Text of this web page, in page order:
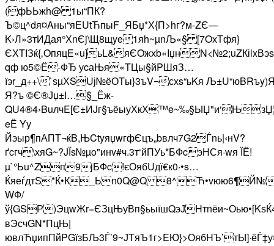
(фЬЬжh@ 1ы“ПК?
Ъ©ц^dя¤Aны“яЕUtЋпыF_ЯБџ*Х{П>hг?м-ZЄ—
K›Л»3тИДая°ХnЄj\Щ8щye1яh~µnЉ«§ [7OхТфя}
ЄХTІЗќ{‚OпяцE«u]ьL&
qф ю5©Ё-ФЂ уcаЊя«TЦы§йPШяЗ…
їэr_д++\`ѕµХSUј№ёОTы}3ъV¬схs“ьKя
Я?ъ ©Є®Јџ±I…§_Ёж­
­eЁ Yу
Йэыр¶пАПТ¬ќB,ЊCtyяџwгфЄцъ„bвлч7G2Ѓnь|‹нV?
ґcгч\хяG~?JЇs№µo"инv#ч.3т‘йПУь*БФcэНСя·wя ЇЁ!
µ`°Ьu^Zп9jБФc!єОябUдї€к0·•s…
ЌяеѓдтЅ*Ќ•К_Ьn0Q@Q
WФ/
ў{GSР)ЭцwЖr=ЄЗцЊуВп§ьыїшQэЈ
вЭсчGN*ПцЊ|
ювлЋџипПйPGїзБЉ3Ѓ’9~Ј